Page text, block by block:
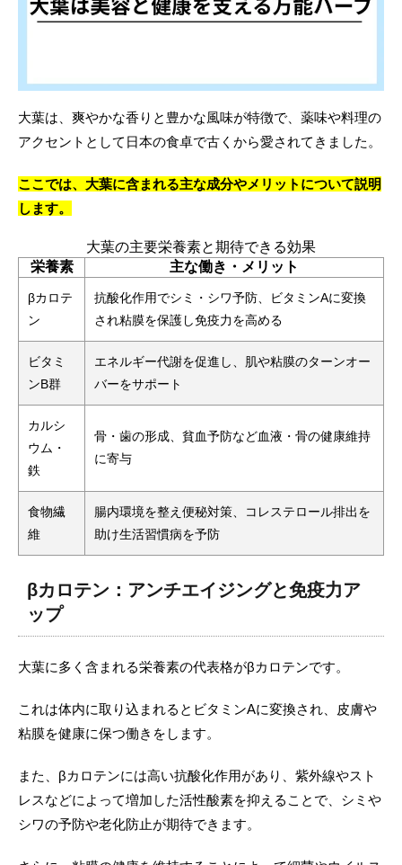
大葉は、爽やかな香りと豊かな風味が特徴で、薬味や料理の
アクセントとして日本の食卓で古くから愛されてきました。
ここでは、大葉に含まれる主な成分やメリットについて説明
します。
大葉の主要栄養素と期待できる効果
栄養素
主な働き・メリット
βカロテ
ン
抗酸化作用でシミ・シワ予防、ビタミンAに変換
され粘膜を保護し免疫力を高める
ビタミ
ンB群
エネルギー代謝を促進し、肌や粘膜のターンオー
バーをサポート
カルシ
ウム・
鉄
骨・歯の形成、貧血予防など血液・骨の健康維持
に寄与
食物繊
維
腸内環境を整え便秘対策、コレステロール排出を
助け生活習慣病を予防
βカロテン：アンチエイジングと免疫力ア
ップ
大葉に多く含まれる栄養素の代表格がβカロテンです。
これは体内に取り込まれるとビタミンAに変換され、皮膚や
粘膜を健康に保つ働きをします。
また、βカロテンには高い抗酸化作用があり、紫外線やスト
レスなどによって増加した活性酸素を抑えることで、シミや
シワの予防や老化防止が期待できます。